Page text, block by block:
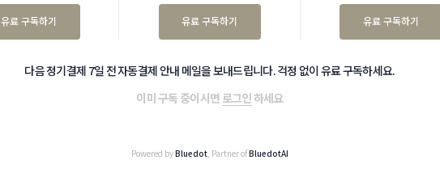
유료 구독하기 유료 구독하기 유료 구독하기
다음 정기결제 7일 전 자동결제 안내 메일을 보내드립니다. 걱정 없이 유료 구독하세요.
이미 구독 중이시면 로그인하세요
Powered byBluedot, Partner ofBluedotAI